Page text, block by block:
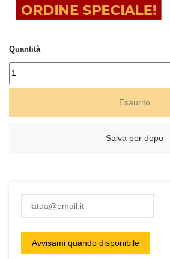
Quantità
Esaurito
Salva per dopo